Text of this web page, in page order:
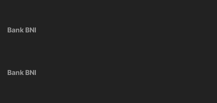
Bank BNI
Bank BNI